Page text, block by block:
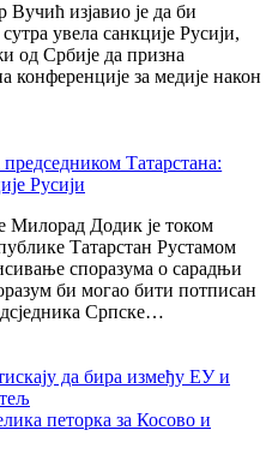
изјавио је да би
увела санкције Русији,
од Србије да призна
конференције за медије након
Татарстана:
Русији
Милорад Додик је током
Татарстан Рустамом
споразума о сарадњи
би могао бити потписан
Српске…
да бира између ЕУ и
петорка за Косово и